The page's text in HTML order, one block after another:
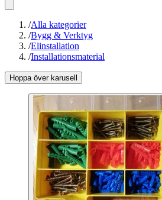
/Alla kategorier
/Bygg & Verktyg
/Elinstallation
/Installationsmaterial
Hoppa över karusell